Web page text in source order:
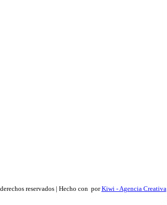
reservados | Hecho con porKiwi - Agencia Creativa